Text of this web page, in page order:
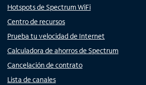
Hotspots de Spectrum WiFi
Centro de recursos
Prueba tu velocidad de Internet
Calculadora de ahorros de Spectrum
Cancelación de contrato
Lista de canales